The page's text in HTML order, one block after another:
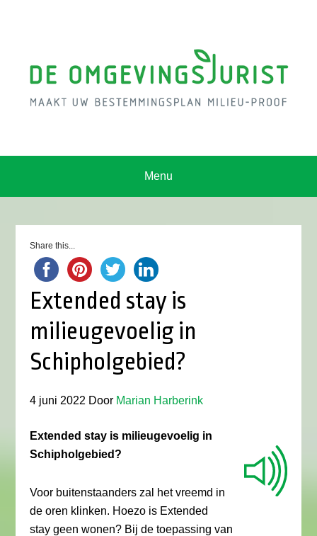
Menu
Share this...
Extended stay is
milieugevoelig in
Schipholgebied?
4 juni 2022 Door Marian Harberink
Extended stay is milieugevoelig in
Schipholgebied?
Voor buitenstaanders zal het vreemd in
de oren klinken. Hoezo is Extended
stay geen wonen? Bij de toepassing van